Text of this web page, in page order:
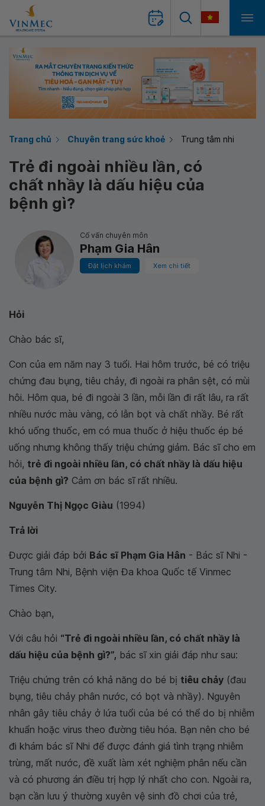
Trang chủ Chuyên trang sức khoẻ Trung tâm nhi
Trẻ đi ngoài nhiều lần, có
chất nhầy là dấu hiệu của
bệnh gì?
Cố vấn chuyên môn
Phạm Gia Hân
Đặt lịch khám Xem chi tiết
Hỏi
Chào bác sĩ,
Con của em năm nay 3 tuổi. Hai hôm trước, bé có triệu
chứng đau bụng, tiêu chảy, đi ngoài ra phân sệt, có mùi
hôi. Hôm qua, bé đi ngoài 3 lần, mỗi lần đi rất lâu, ra rất
nhiều nước màu vàng, có lẫn bọt và chất nhầy. Bé rất
khó uống thuốc, em có mua thuốc ở hiệu thuốc ép bé
uống nhưng không thấy triệu chứng giảm. Bác sĩ cho em
hỏi, trẻ đi ngoài nhiều lần, có chất nhầy là dấu hiệu
của bệnh gì? Cảm ơn bác sĩ rất nhiều.
Nguyễn Thị Ngọc Giàu (1994)
Trả lời
Được giải đáp bởi Bác sĩ Phạm Gia Hân - Bác sĩ Nhi -
Trung tâm Nhi, Bệnh viện Đa khoa Quốc tế Vinmec
Times City.
Chào bạn,
Với câu hỏi “Trẻ đi ngoài nhiều lần, có chất nhầy là
dấu hiệu của bệnh gì?”, bác sĩ xin giải đáp như sau:
Triệu chứng trên có khả năng do bé bị tiêu chảy (đau
bụng, tiêu chảy phân nước, có bọt và nhầy). Nguyên
nhân gây tiêu chảy ở lứa tuổi của bé có thể do bị nhiễm
khuẩn hoặc virus theo đường tiêu hóa. Bạn nên cho bé
đi khám bác sĩ Nhi để được đánh giá tình trạng nhiễm
trùng, mất nước, đề xuất làm xét nghiệm phân nếu cần
và có phương án điều trị hợp lý nhất cho con. Ngoài ra,
bạn cần lưu ý thường xuyên vệ sinh đồ chơi của trẻ,